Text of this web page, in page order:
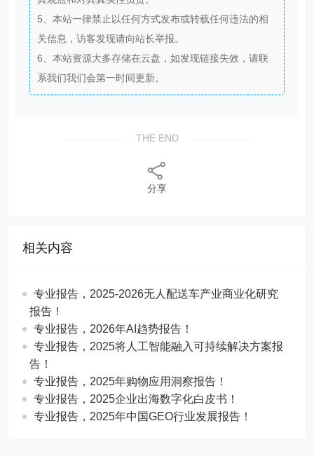
5、本站一律禁止以任何方式发布或转载任何违法的相
关信息，访客发现请向站长举报。
6、本站资源大多存储在云盘，如发现链接失效，请联
系我们我们会第一时间更新。
THE END
分享
相关内容
专业报告，2025-2026无人配送车产业商业化研究
报告！
专业报告，2026年AI趋势报告！
​​专业报告，2025将人工智能融入可持续解决方案报
告！
专业报告，2025年购物应用洞察报告！
专业报告，2025企业出海数字化白皮书！
专业报告，2025年中国GEO行业发展报告！